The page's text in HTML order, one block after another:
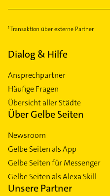
Transaktion über externe Partner
Dialog & Hilfe
Ansprechpartner
Häufige Fragen
Übersicht aller Städte
Über Gelbe Seiten
Newsroom
Gelbe Seiten als App
Gelbe Seiten für Messenger
Gelbe Seiten als Alexa Skill
Unsere Partner